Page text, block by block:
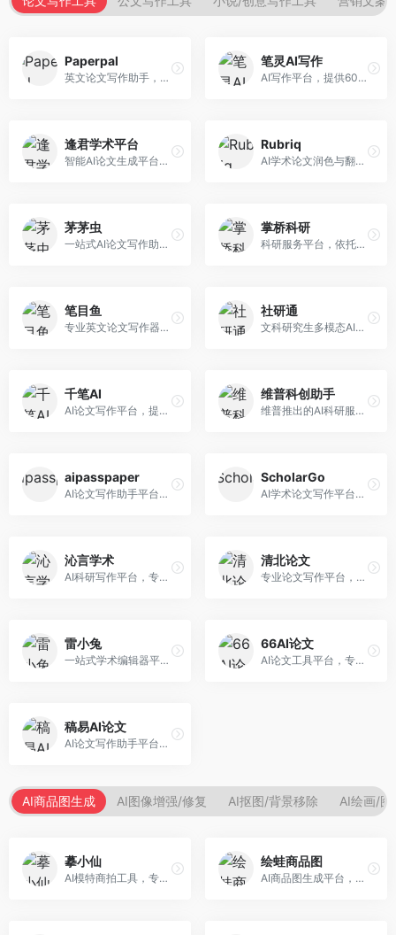
Paperpal
英文论文写作助手，专注于学术英语润色。面向需要发表国际期刊的研究者，提供语法检查、学术表达优化、格式规范等服务，英语表达地道专业。
笔灵AI写作
AI写作平台，提供600+写作模板。面向学生、职场人士和内容创作者，支持论文、公文、营销文案等多种文体，模板丰富，一键生成，写作效率大幅提升。
逢君学术平台
智能AI论文生成平台，支持查重检测。面向高校学生和研究人员，提供论文选题、内容生成、查重修改等一站式服务，学术写作流程完整。
Rubriq
AI学术论文润色与翻译平台。面向国际期刊投稿者，提供论文润色、翻译、格式调整等服务，支持多语言，学术表达专业规范。
茅茅虫
一站式AI论文写作助手，覆盖学术写作全场景。面向高校学生和科研人员，提供开题报告、文献综述、论文正文等写作服务，支持多学科多类型论文，操作简便。
掌桥科研
科研服务平台，依托3亿+真实文献数据库。面向学术研究者和学生，提供文献检索、论文写作、科研数据分析等服务，文献资源丰富，学术支持专业。
笔目鱼
专业英文论文写作器，支持学术论文全流程。面向留学生和国际期刊投稿者，提供英文论文撰写、润色、格式调整等服务，学术英语表达规范。
社研通
文科研究生多模态AI学术写作平台。面向文科研究生和社科研究者，提供文献综述、理论分析、定性研究辅助等服务，文科研究方法论支持完善。
千笔AI
AI论文写作平台，提供无限改稿服务。面向高校学生和学术研究者，支持论文选题、大纲生成、内容撰写、查重修改等全流程服务，改稿次数不限，服务质量有保障。
维普科创助手
维普推出的AI科研服务平台，整合学术资源与智能写作。面向科研人员和高校师生，提供文献检索、论文写作、查重检测等一站式服务，学术资源权威可靠。
aipasspaper
AI论文写作助手平台，提供智能化的学术写作支持。面向大学生和研究人员，支持多种学科论文生成，提供参考文献管理和格式规范服务，写作效率高。
ScholarGo
AI学术论文写作平台，专注于理工科领域的逻辑构建。面向理工科研究生和科研工作者，提供公式编辑、数据分析、论文结构优化等服务，理工科写作逻辑严谨。
沁言学术
AI科研写作平台，专注于学术研究辅助。面向研究生和科研工作者，提供文献分析、研究方法指导、论文撰写等服务，学术资源丰富，研究支持全面。
清北论文
专业论文写作平台，依托高校学术资源。面向本科生和研究生，提供论文指导、写作辅助、查重检测等服务，学术规范性强，适合追求高质量论文的用户。
雷小兔
一站式学术编辑器平台，覆盖论文写作全流程。面向高校学生和科研人员，提供选题分析、文献检索、论文生成、查重降重等服务，操作流程清晰，学术写作效率显著提升。
66AI论文
AI论文工具平台，专注于高质量低查重论文生成。面向大学生和研究生，提供论文写作、降重修改等服务，生成内容原创度高，查重率低。
稿易AI论文
AI论文写作助手平台，提供智能化学术写作支持。面向高校学生，支持多种论文类型生成，提供参考文献管理和格式规范服务，操作流程简单。
AI商品图生成 AI图像增强/修复 AI抠图/背景移除 AI绘画/图
摹小仙
AI模特商拍工具，专注于服装电商。面向服装电商卖家，提供虚拟模特试穿、商品展示图生成等服务，模特形象多样，拍摄成本低。
绘蛙商品图
AI商品图生成平台，支持模特换装和场景生成。面向电商卖家，提供商品上身效果展示、场景化商品图生成等服务，电商营销效果显著。